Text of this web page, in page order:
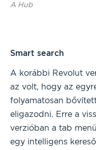
A Hub
Smart search
A korábbi Revolut
az volt, hogy az
folyamatosan
eligazodni. Erre a
verzióban a tab
egy intelligens